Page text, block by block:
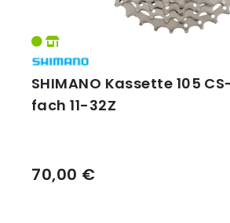
SHIMANO Kassette 105
fach 11-32Z
70,00 €